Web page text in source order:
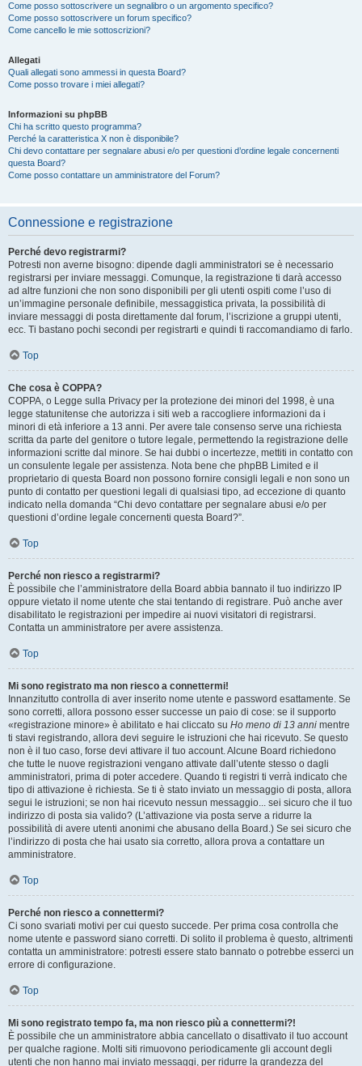
Come posso sottoscrivere un segnalibro o un argomento specifico?
Come posso sottoscrivere un forum specifico?
Come cancello le mie sottoscrizioni?
Allegati
Quali allegati sono ammessi in questa Board?
Come posso trovare i miei allegati?
Informazioni su phpBB
Chi ha scritto questo programma?
Perché la caratteristica X non è disponibile?
Chi devo contattare per segnalare abusi e/o per questioni d’ordine legale concernenti
questa Board?
Come posso contattare un amministratore del Forum?
Connessione e registrazione
Perché devo registrarmi?
Potresti non averne bisogno: dipende dagli amministratori se è necessario
registrarsi per inviare messaggi. Comunque, la registrazione ti darà accesso
ad altre funzioni che non sono disponibili per gli utenti ospiti come l’uso di
un’immagine personale definibile, messaggistica privata, la possibilità di
inviare messaggi di posta direttamente dal forum, l’iscrizione a gruppi utenti,
ecc. Ti bastano pochi secondi per registrarti e quindi ti raccomandiamo di farlo.
Top
Che cosa è COPPA?
COPPA, o Legge sulla Privacy per la protezione dei minori del 1998, è una
legge statunitense che autorizza i siti web a raccogliere informazioni da i
minori di età inferiore a 13 anni. Per avere tale consenso serve una richiesta
scritta da parte del genitore o tutore legale, permettendo la registrazione delle
informazioni scritte dal minore. Se hai dubbi o incertezze, mettiti in contatto con
un consulente legale per assistenza. Nota bene che phpBB Limited e il
proprietario di questa Board non possono fornire consigli legali e non sono un
punto di contatto per questioni legali di qualsiasi tipo, ad eccezione di quanto
indicato nella domanda “Chi devo contattare per segnalare abusi e/o per
questioni d’ordine legale concernenti questa Board?”.
Top
Perché non riesco a registrarmi?
È possibile che l’amministratore della Board abbia bannato il tuo indirizzo IP
oppure vietato il nome utente che stai tentando di registrare. Può anche aver
disabilitato le registrazioni per impedire ai nuovi visitatori di registrarsi.
Contatta un amministratore per avere assistenza.
Top
Mi sono registrato ma non riesco a connettermi!
Innanzitutto controlla di aver inserito nome utente e password esattamente. Se
sono corretti, allora possono esser successe un paio di cose: se il supporto
«registrazione minore» è abilitato e hai cliccato su Ho meno di 13 anni mentre
ti stavi registrando, allora devi seguire le istruzioni che hai ricevuto. Se questo
non è il tuo caso, forse devi attivare il tuo account. Alcune Board richiedono
che tutte le nuove registrazioni vengano attivate dall’utente stesso o dagli
amministratori, prima di poter accedere. Quando ti registri ti verrà indicato che
tipo di attivazione è richiesta. Se ti è stato inviato un messaggio di posta, allora
segui le istruzioni; se non hai ricevuto nessun messaggio... sei sicuro che il tuo
indirizzo di posta sia valido? (L’attivazione via posta serve a ridurre la
possibilità di avere utenti anonimi che abusano della Board.) Se sei sicuro che
l’indirizzo di posta che hai usato sia corretto, allora prova a contattare un
amministratore.
Top
Perché non riesco a connettermi?
Ci sono svariati motivi per cui questo succede. Per prima cosa controlla che
nome utente e password siano corretti. Di solito il problema è questo, altrimenti
contatta un amministratore: potresti essere stato bannato o potrebbe esserci un
errore di configurazione.
Top
Mi sono registrato tempo fa, ma non riesco più a connettermi?!
È possibile che un amministratore abbia cancellato o disattivato il tuo account
per qualche ragione. Molti siti rimuovono periodicamente gli account degli
utenti che non hanno mai inviato messaggi, per ridurre la grandezza del